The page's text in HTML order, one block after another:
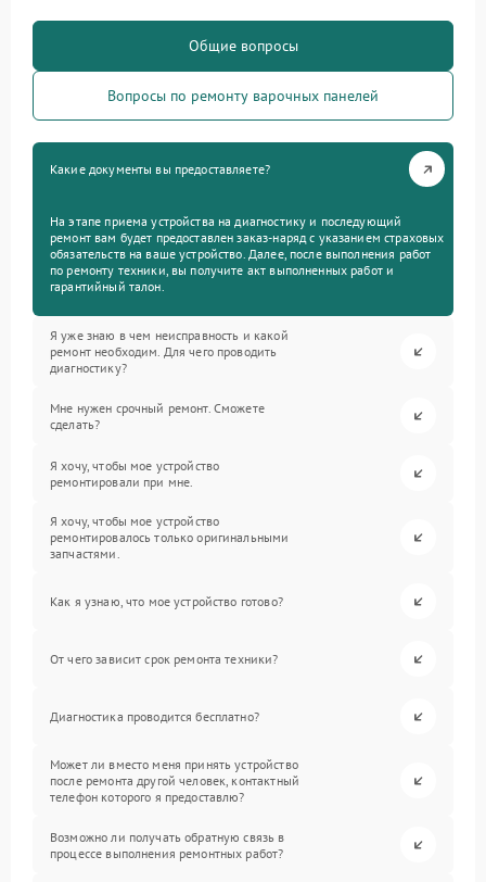
Общие вопросы
Вопросы по ремонту варочных панелей
Какие документы вы предоставляете?
На этапе приема устройства на диагностику и последующий
ремонт вам будет предоставлен заказ-наряд с указанием страховых
обязательств на ваше устройство. Далее, после выполнения работ
по ремонту техники, вы получите акт выполненных работ и
гарантийный талон.
Я уже знаю в чем неисправность и какой
ремонт необходим. Для чего проводить
диагностику?
Мне нужен срочный ремонт. Сможете
сделать?
Я хочу, чтобы мое устройство
ремонтировали при мне.
Я хочу, чтобы мое устройство
ремонтировалось только оригинальными
запчастями.
Как я узнаю, что мое устройство готово?
От чего зависит срок ремонта техники?
Диагностика проводится бесплатно?
Может ли вместо меня принять устройство
после ремонта другой человек, контактный
телефон которого я предоставлю?
Возможно ли получать обратную связь в
процессе выполнения ремонтных работ?